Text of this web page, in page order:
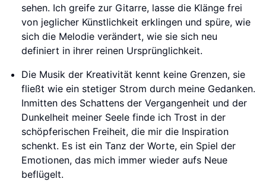
sehen. Ich greife zur Gitarre, lasse die Klänge frei
von jeglicher Künstlichkeit erklingen und spüre, wie
sich die Melodie verändert, wie sie sich neu
definiert in ihrer reinen Ursprünglichkeit.
Die Musik der Kreativität kennt keine Grenzen, sie
fließt wie ein stetiger Strom durch meine Gedanken.
Inmitten des Schattens der Vergangenheit und der
Dunkelheit meiner Seele finde ich Trost in der
schöpferischen Freiheit, die mir die Inspiration
schenkt. Es ist ein Tanz der Worte, ein Spiel der
Emotionen, das mich immer wieder aufs Neue
beflügelt.